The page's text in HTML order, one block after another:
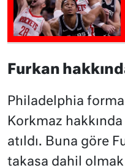
Furkan
Philadelphia
Korkmaz
atıldı. Buna göre
takasa dahil